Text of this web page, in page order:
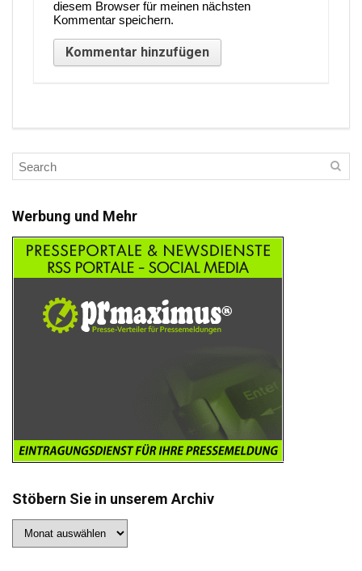
diesem Browser für meinen nächsten
Kommentar speichern.
Werbung und Mehr
Stöbern Sie in unserem Archiv
Sie